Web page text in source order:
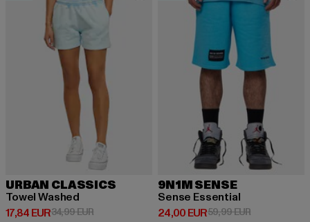
URBAN CLASSICS
Towel Washed
17,84 EUR
Derzeitiger Preis: 17,84 EUR
34,99 EURAktionspreis: 34,99 EUR
9N1M SENSE
Sense Essential
24,00 EUR
Derzeitiger Preis: 24,00 EUR
59,99 EURAktionspreis: